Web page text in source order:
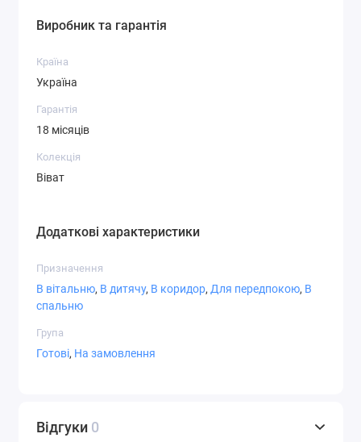
СТ-7,4
Виробник та гарантія
Країна
Україна
Гарантія
18 місяців
Колекція
Віват
Додаткові характеристики
Призначення
В вітальню, В дитячу, В коридор, Для передпокою, В
спальню
Група
Готові, На замовлення
Відгуки 0